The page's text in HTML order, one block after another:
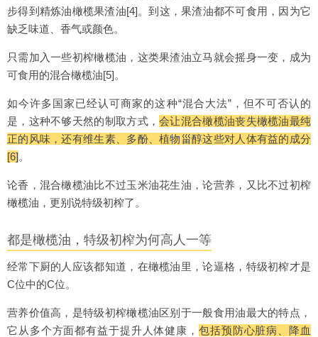
步得到精炼油橄榄果渣油[4]。到这，果渣油都不可食用，因为它
缺乏味道、香气或颜色。
只需加入一些初榨橄榄油，这类果渣油立马就会摇身一变，成为
可食用的混合橄榄油[5]。
如今许多国家已经认可商家的这种“混合大法”，但不可否认的
是，这种不够天然的制取方式，会让混合橄榄油丧失橄榄油最纯
正的风味，还有维生素、多酚、植物甾醇这些对人体有益的成分
[6]。
论香，混合橄榄油比不过玉米油花生油，论营养，又比不过初榨
橄榄油，更别说特级初榨了。
都是橄榄油，特级初榨为何高人一等
经常下厨的人应该都知道，在橄榄油里，论逼格，特级初榨才是
C位中的C位。
营养价值高，是特级初榨橄榄油区别于一般食用油最大的特点，
它从多个方面都有益于提升人体健康，包括预防心脏病、降血